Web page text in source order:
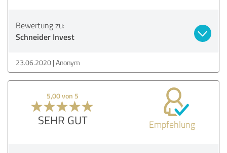
Bewertung zu:
Schneider Invest
23.06.2020 Anonym
5,00 von 5
SEHR GUT Empfehlung